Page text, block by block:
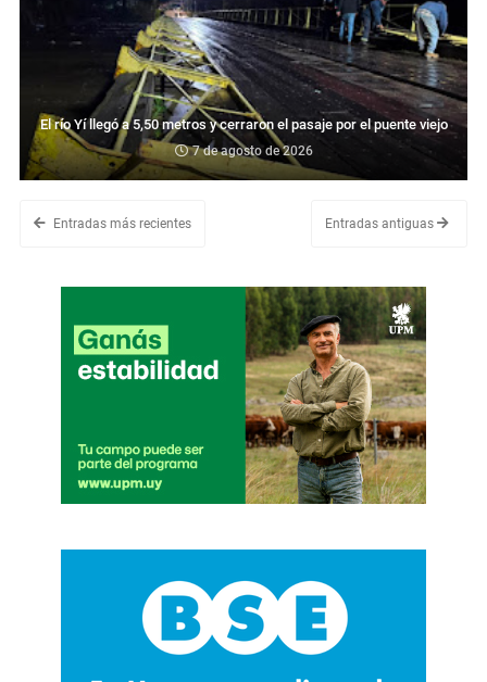
El río Yí llegó a 5,50 metros y cerraron el pasaje por el puente viejo
7 de agosto de 2026
Entradas más recientes Entradas antiguas